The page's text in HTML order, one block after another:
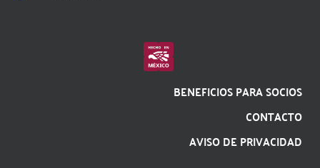
BENEFICIOS PARA SOCIOS
CONTACTO
AVISO DE PRIVACIDAD